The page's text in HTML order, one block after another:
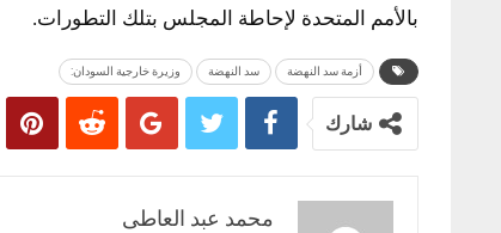
بالأمم المتحدة لإحاطة المجلس بتلك التطورات.
أزمة سد النهضة سد النهضة وزيرة خارجية السودان:
شارك
محمد عبد العاطى